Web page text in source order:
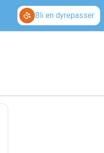
Bli en dyrepasser